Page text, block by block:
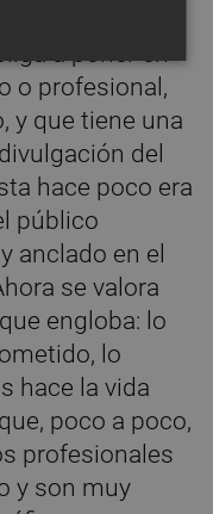
de una
a poner en
o profesional,
y que tiene una
del
hace poco era
público
anclado en el
se valora
engloba: lo
lo
hace la vida
poco a poco,
profesionales
y son muy